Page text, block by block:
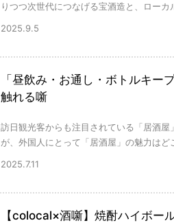
りつつ次世代につなげる宝酒造と、ローカ
2025.9.5
「昼飲み・お通し・ボトルキー
触れる噺
訪日観光客からも注目されている「居酒
が、外国人にとって「居酒屋」の魅力は
2025.7.11
【colocal×酒噺】焼酎ハイボー